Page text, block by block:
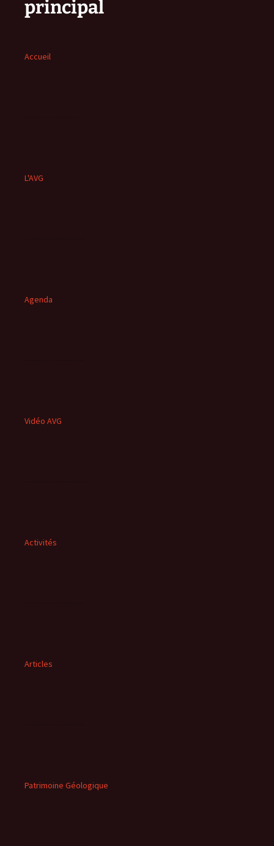
principal
Accueil
L'AVG
Agenda
Vidéo AVG
Activités
Articles
Patrimoine Géologique